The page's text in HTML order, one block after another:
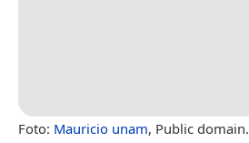
Foto: Mauricio unam, Public domain.